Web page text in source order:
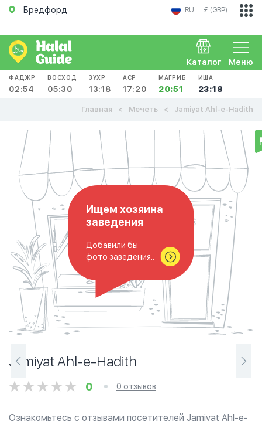
Бредфорд RU £ (GBP)
Меню
Каталог
ФАДЖР
02:54
ВОСХОД
05:30
ЗУХР
13:18
АСР
17:20
МАГРИБ
20:51
ИША
23:18
Главная Мечеть Jamiyat Ahl-e-Hadith
Ищем хозяина
заведения
Добавили бы
фото заведения..
Jamiyat Ahl-e-Hadith
0 0 отзывов
Ознакомьтесь с отзывами посетителей Jamiyat Ahl-e-